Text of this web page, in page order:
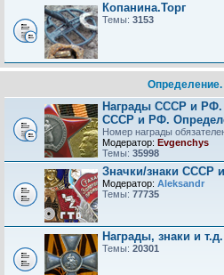
Копанина.Торг
Темы: 3153
Награды СССР и РФ.
СССР и РФ.
Номер награды
Модератор: Evgenchys
Темы: 35998
Значки/знаки СССР
Модератор: Aleksandr
Темы: 77735
Награды, знаки и
Темы: 20301